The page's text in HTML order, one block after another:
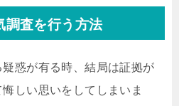
調査を行う方法
惑が有る時、結局は証拠が
しい思いをしてしまいま